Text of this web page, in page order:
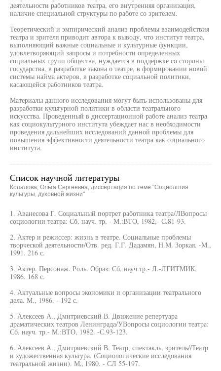
деятельности работников театра, его внутренняя организация,
наличие специальной структуры по работе со зрителем.
Теоретический и эмпирический анализ проблемы взаимодействия
театра и зрителя приводит автора к выводу, что институт театра,
выполняющий важные социальные и культурные функции,
удовлетворяющий запросы и потребности определенных
социальных групп общества, нуждается в поддержке со стороны
государства, в разработке закона о театре, в формировании новой
системы найма актеров, в разработке социальной политики,
касающейся работников театра.
Материалы данного исследования могут быть использованы для
разработки культурной политики в области театрального
искусства. Проведенный в диссертационной работе анализ театра
как социокультурного института убеждает нас в необходимости
проведения дальнейших исследований данной проблемы для
повышения эффективности деятельности театра как социального
института.
Список научной литературы
Копалова, Ольга Сергеевна, диссертация по теме "Социология
культуры, духовной жизни"
1. Аванесова Г. Социальный портрет работника театра/ЛВопросы
социологии театра: Сб. науч. тр. - М.:ВТО, 1982,- С.81-93.
2. Актер и режиссер: жизнь в театре. Социальные проблемы
творческой деятельности/Отв. ред. Г.Г. Дадамян, Н.М. Зоркая. -М.,
1991. 216 с.
3. Актер. Персонаж. Роль. Образ: Сб. науч.тр,- Л.-ЛГИТМИК,
1986. 168 с.
4. Актуальные вопросы экономики и организации театрального
дела. М., 1986. - 192 с.
5. Алексеев А., Дмитриевский В. Движение репертуара
драматических театров Ленинграда/УВопросы социологии театра:
Сб. науч. тр.- М.:ВТО, 1982. -С.93-123.
6. Алексеев А., Дмитриевский В. Театр, спектакль, зритель//Театр
и художественная культура. (Социологические исследования
театральной жизни). М„ 1980. - СЛ 55-197.